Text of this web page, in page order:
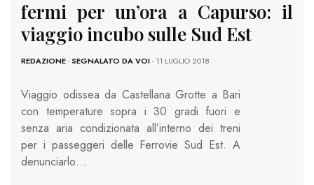
fermi per un’ora a Capurso: il
viaggio incubo sulle Sud Est
REDAZIONE-SEGNALATO DA VOI- 11 LUGLIO 2018
Viaggio odissea da Castellana Grotte a Bari
con temperature sopra i 30 gradi fuori e
senza aria condizionata all’interno dei treni
per i passeggeri delle Ferrovie Sud Est. A
denunciarlo…